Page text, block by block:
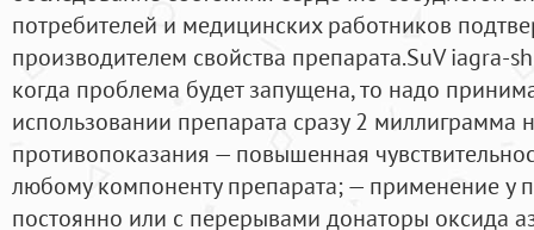
потребителей и медицинских работников
производителем свойства препарата.SuV iagra-
когда проблема будет запущена, то надо
использовании препарата сразу 2 миллиграмма
противопоказания — повышенная
любому компоненту препарата; — применение у
постоянно или с перерывами донаторы оксида